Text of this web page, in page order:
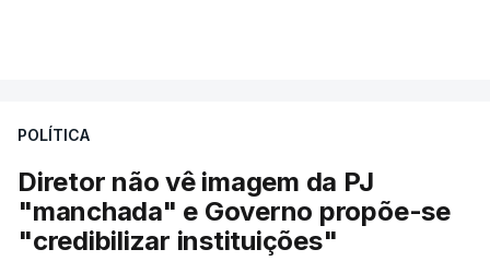
POLÍTICA
Diretor não vê imagem da PJ
"manchada" e Governo propõe-se
"credibilizar instituições"